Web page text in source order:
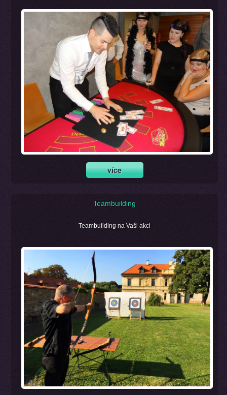
Teambuilding
Teambuilding na Vaši akci